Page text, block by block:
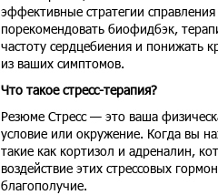
эффективные стратегии
порекомендовать биофидбэк,
частоту сердцебиения и понижать
из ваших симптомов.
Что такое стресс-терапия?
Резюме Стресс — это ваша
условие или окружение. Когда вы
такие как кортизол и адреналин,
воздействие этих стрессовых
благополучие.